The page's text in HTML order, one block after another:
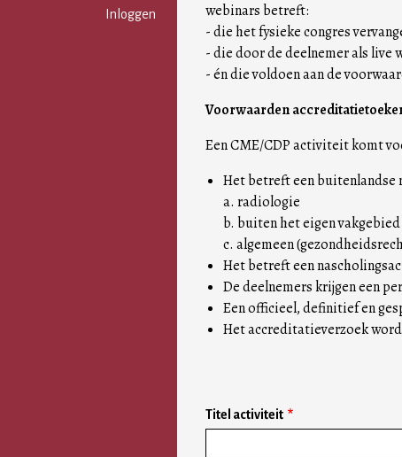
Inloggen
webinars betreft:
- die het fysieke congres
- die door de deelnemer als live
- én die voldoen aan de
Voorwaarden
Een CME/CDP activiteit komt
Het betreft een buitenlandse
a. radiologie
b. buiten het eigen
c. algemeen
Het betreft een
De deelnemers krijgen een
Een officieel, definitief en
Het accreditatieverzoek
Titel activiteit